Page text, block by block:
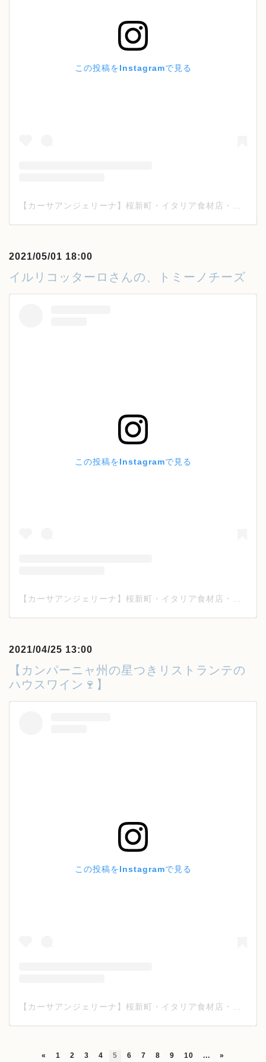
この投稿をInstagramで見る
2021/05/01 18:00
イルリコッターロさんの、トミーノチーズ
この投稿をInstagramで見る
【カーサアンジェリーナ】桜新町・イタリア食材店・ワイン(@casa_angelina_tokyo)がシェアした投稿
2021/04/25 13:00
【カンパーニャ州の星つきリストランテの
ハウスワイン🍷】
この投稿をInstagramで見る
« 1 2 3 4 5 6 7 8 9 10 ... »